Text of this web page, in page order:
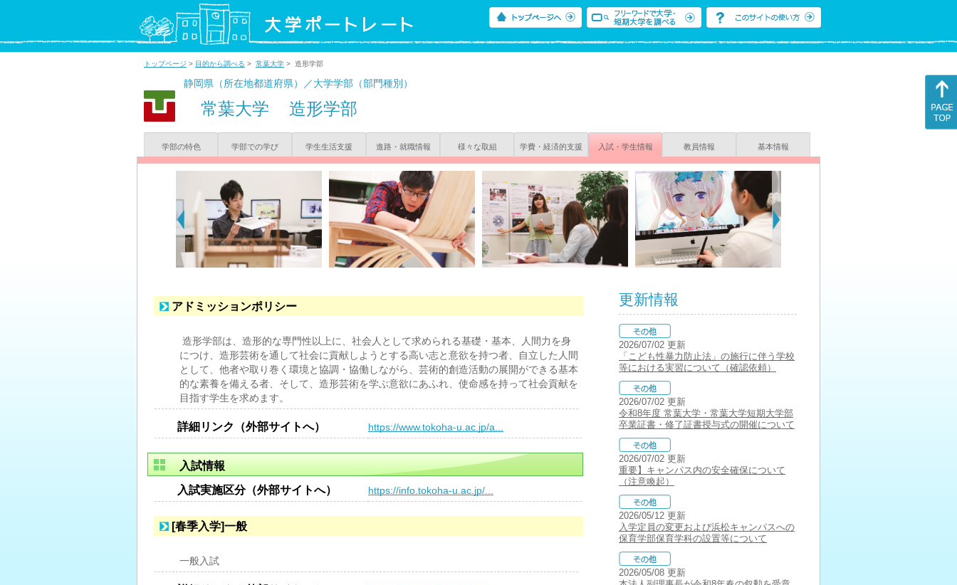
トップページ > 目的から調べる > 常葉大学 > 造形学部
静岡県（所在地都道府県）／大学学部（部門種別）
常葉大学 造形学部
学部の特色 学部での学び 学生生活支援 進路・就職情報 様々な取組 学費・経済的支援 入試・学生情報 教員情報 基本情報
アドミッションポリシー
造形学部は、造形的な専門性以上に、社会人として求められる基礎・基本、人間力を身
につけ、造形芸術を通して社会に貢献しようとする高い志と意欲を持つ者、自立した人間
として、他者や取り巻く環境と協調・協働しながら、芸術的創造活動の展開ができる基本
的な素養を備える者、そして、造形芸術を学ぶ意欲にあふれ、使命感を持って社会貢献を
目指す学生を求めます。
詳細リンク（外部サイトへ） https://www.tokoha-u.ac.jp/a...
入試情報
入試実施区分（外部サイトへ）
https://info.tokoha-u.ac.jp/...
[春季入学]一般
一般入試
更新情報
2026/07/02 更新
「こども性暴力防止法」の施行に伴う学校
等における実習について（確認依頼）
2026/07/02 更新
令和8年度 常葉大学・常葉大学短期大学部
卒業証書・修了証書授与式の開催について
2026/07/02 更新
重要】キャンパス内の安全確保について
（注意喚起）
2026/05/12 更新
入学定員の変更および浜松キャンパスへの
保育学部保育学科の設置等について
2026/05/08 更新